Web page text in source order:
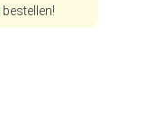
bestellen!